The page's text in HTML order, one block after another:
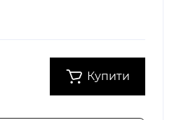
Купити